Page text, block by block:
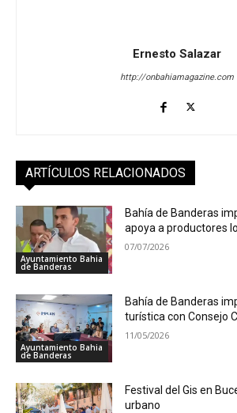
Ernesto Salazar
http://onbahiamagazine.com
ARTÍCULOS RELACIONADOS
Ayuntamiento Bahia
de Banderas
Bahía de Banderas
apoya a productores
07/07/2026
Ayuntamiento Bahia
de Banderas
Bahía de Banderas
turística con Consejo
11/05/2026
Festival del Gis en
urbano